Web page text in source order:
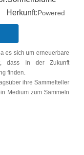
Herkunft:Powered
es sich um erneuerbare
dass in der Zukunft
finden.
ihre Sammelteller
Medium zum Sammeln